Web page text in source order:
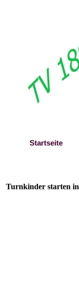
Startseite
Turnkinder starten